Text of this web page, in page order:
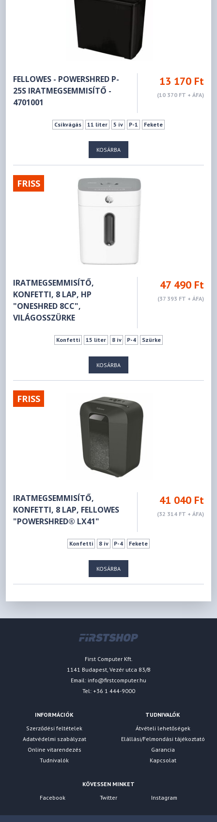
FELLOWES - POWERSHRED P-
25S IRATMEGSEMMISÍTŐ -
4701001
13 170 Ft
(10 370 FT + ÁFA)
Csíkvágás 11 liter 5 ív P-1 Fekete
KOSÁRBA
FRISS
IRATMEGSEMMISÍTŐ,
KONFETTI, 8 LAP, HP
"ONESHRED 8CC",
VILÁGOSSZÜRKE
47 490 Ft
(37 393 FT + ÁFA)
Konfetti 15 liter 8 ív P-4 Szürke
KOSÁRBA
FRISS
IRATMEGSEMMISÍTŐ,
KONFETTI, 8 LAP, FELLOWES
"POWERSHRED® LX41"
41 040 Ft
(32 314 FT + ÁFA)
Konfetti 8 ív P-4 Fekete
KOSÁRBA
First Computer Kft.
1141 Budapest, Vezér utca 83/B
Email: info@firstcomputer.hu
Tel: +36 1 444-9000
INFORMÁCIÓK
Szerződési feltételek
Adatvédelmi szabályzat
Online vitarendezés
Tudnivalók
TUDNIVALÓK
Átvételi lehetőségek
Elállási/Felmondási tájékoztató
Garancia
Kapcsolat
KÖVESSEN MINKET
Facebook
Twitter Instagram